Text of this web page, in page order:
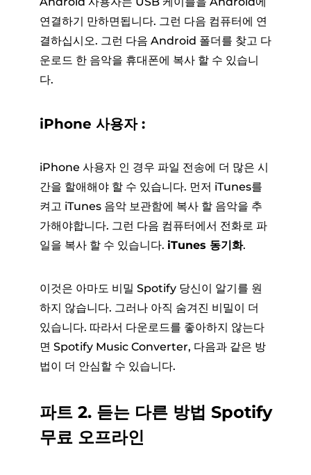
연결하기 만하면됩니다. 그런 다음 컴퓨터에 연
결하십시오. 그런 다음 Android 폴더를 찾고 다
운로드 한 음악을 휴대폰에 복사 할 수 있습니
다.
iPhone 사용자 :
iPhone 사용자 인 경우 파일 전송에 더 많은 시
간을 할애해야 할 수 있습니다. 먼저 iTunes를
켜고 iTunes 음악 보관함에 복사 할 음악을 추
가해야합니다. 그런 다음 컴퓨터에서 전화로 파
일을 복사 할 수 있습니다. iTunes 동기화.
이것은 아마도 비밀 Spotify 당신이 알기를 원
하지 않습니다. 그러나 아직 숨겨진 비밀이 더
있습니다. 따라서 다운로드를 좋아하지 않는다
면 Spotify Music Converter, 다음과 같은 방
법이 더 안심할 수 있습니다.
파트 2. 듣는 다른 방법 Spotify
무료 오프라인